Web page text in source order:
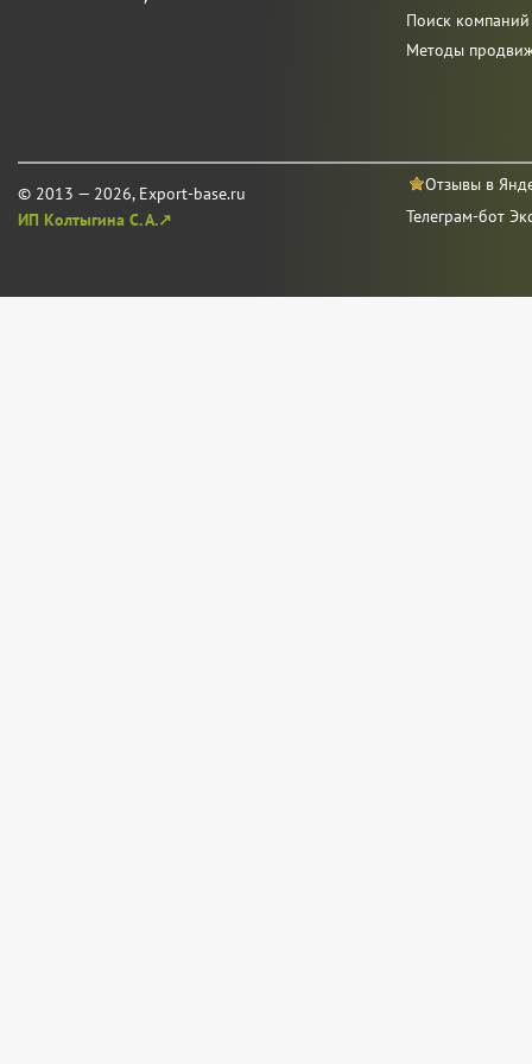
© 2013 — 2026, Export-base.ru
ИП Колтыгина С. А.↗
Поиск
Методы
Отзывы в
Телеграм-бот